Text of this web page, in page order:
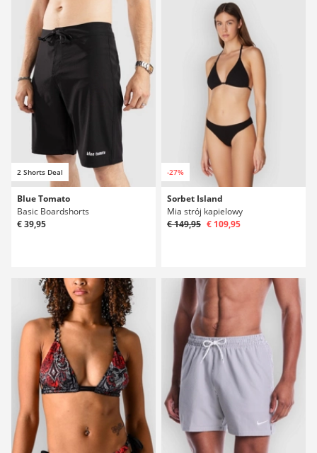
2 Shorts Deal
Blue Tomato
Basic Boardshorts
€ 39,95
-27%
Sorbet Island
Mia strój kapielowy
€ 149,95 € 109,95